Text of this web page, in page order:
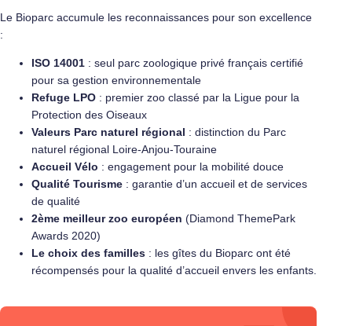
Le Bioparc accumule les reconnaissances pour son excellence
:
ISO 14001 : seul parc zoologique privé français certifié
pour sa gestion environnementale
Refuge LPO : premier zoo classé par la Ligue pour la
Protection des Oiseaux
Valeurs Parc naturel régional : distinction du Parc
naturel régional Loire-Anjou-Touraine
Accueil Vélo : engagement pour la mobilité douce
Qualité Tourisme : garantie d’un accueil et de services
de qualité
2ème meilleur zoo européen (Diamond ThemePark
Awards 2020)
Le choix des familles : les gîtes du Bioparc ont été
récompensés pour la qualité d’accueil envers les enfants.